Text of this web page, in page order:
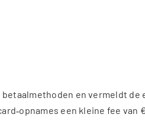
betaalmethoden en vermeldt
een kleine fee van